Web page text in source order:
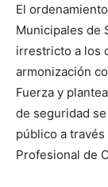
El
Municipales de
irrestricto a los
armonización
Fuerza y
de seguridad
público a
Profesional de